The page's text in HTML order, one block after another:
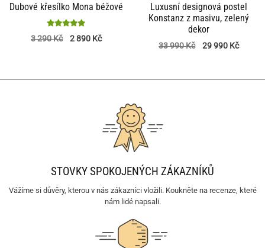
Dubové křesílko Mona béžové
Hodnocení
3 290Kč 2 890 Kč
Luxusní designová postel
Konstanz z masivu, zelený
dekor
33 990Kč 29 990 Kč
STOVKY SPOKOJENÝCH ZÁKAZNÍKŮ
Vážíme si důvěry, kterou v nás zákazníci vložili. Koukněte na recenze, které
nám lidé napsali.